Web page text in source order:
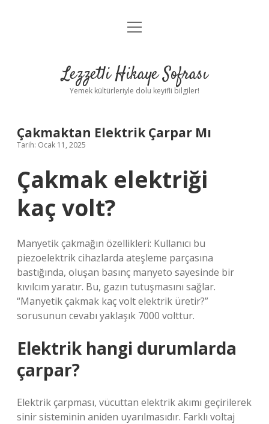
Anasayfa
Yasal Uyarı
menüyü
Lezzetli Hikaye Sofrası
Yemek kültürleriyle dolu keyifli bilgiler!
Çakmaktan Elektrik Çarpar Mı
Tarih: Ocak 11, 2025
Çakmak elektriği
kaç volt?
Manyetik çakmağın özellikleri: Kullanıcı bu
piezoelektrik cihazlarda ateşleme parçasına
bastığında, oluşan basınç manyeto sayesinde bir
kıvılcım yaratır. Bu, gazın tutuşmasını sağlar.
“Manyetik çakmak kaç volt elektrik üretir?”
sorusunun cevabı yaklaşık 7000 volttur.
Elektrik hangi durumlarda
çarpar?
Elektrik çarpması, vücuttan elektrik akımı geçirilerek
sinir sisteminin aniden uyarılmasıdır. Farklı voltaj